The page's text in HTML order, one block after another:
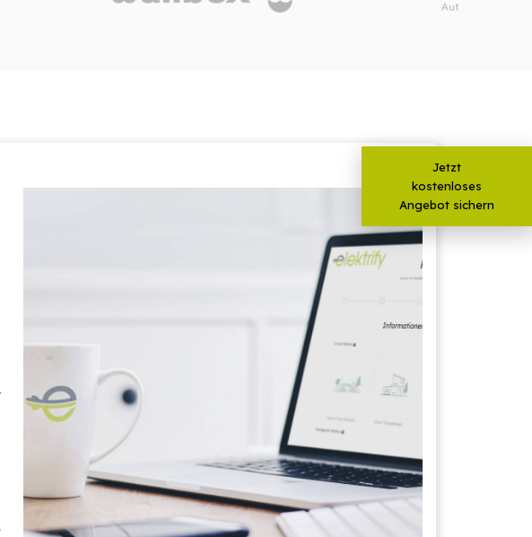
Jetzt
kostenloses
Angebot sichern